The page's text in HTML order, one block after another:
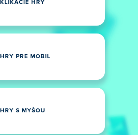
KLIKACIE HRY
HRY PRE MOBIL
HRY S MYŠOU